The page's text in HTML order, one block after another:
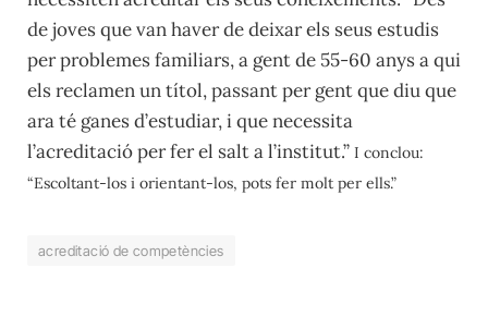
de joves que van haver de deixar els seus estudis
per problemes familiars, a gent de 55-60 anys a qui
els reclamen un títol, passant per gent que diu que
ara té ganes d’estudiar, i que necessita
l’acreditació per fer el salt a l’institut.” I conclou:
“Escoltant-los i orientant-los, pots fer molt per ells.”
acreditació de competències